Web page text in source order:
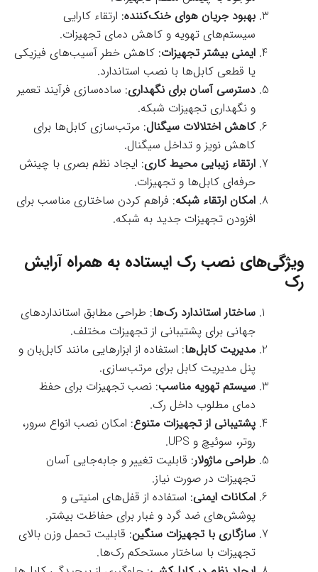
بهبود جریان هوای خنک‌کننده: ارتقاء کارایی
سیستم‌های تهویه و کاهش دمای تجهیزات.
ایمنی بیشتر تجهیزات: کاهش خطر آسیب‌های فیزیکی
یا قطعی کابل‌ها با نصب استاندارد.
دسترسی آسان برای نگهداری: ساده‌سازی فرآیند تعمیر
و نگهداری تجهیزات شبکه.
کاهش اختلالات سیگنال: مرتب‌سازی کابل‌ها برای
کاهش نویز و تداخل سیگنال.
ارتقاء زیبایی محیط کاری: ایجاد نظم بصری با چینش
حرفه‌ای کابل‌ها و تجهیزات.
امکان ارتقاء شبکه: فراهم کردن ساختاری مناسب برای
افزودن تجهیزات جدید به شبکه.
ویژگی‌های نصب رک ایستاده به همراه آرایش
رک
ساختار استاندارد رک‌ها: طراحی مطابق استانداردهای
جهانی برای پشتیبانی از تجهیزات مختلف.
مدیریت کابل‌ها: استفاده از ابزارهایی مانند کابل‌بان و
پنل مدیریت کابل برای مرتب‌سازی.
سیستم تهویه مناسب: نصب تجهیزات برای حفظ
دمای مطلوب داخل رک.
پشتیبانی از تجهیزات متنوع: امکان نصب انواع سرور،
روتر، سوئیچ و UPS.
طراحی ماژولار: قابلیت تغییر و جابه‌جایی آسان
تجهیزات در صورت نیاز.
امکانات ایمنی: استفاده از قفل‌های امنیتی و
پوشش‌های ضد گرد و غبار برای حفاظت بیشتر.
سازگاری با تجهیزات سنگین: قابلیت تحمل وزن بالای
تجهیزات با ساختار مستحکم رک‌ها.